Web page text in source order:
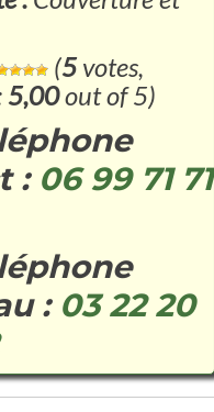
(5votes,
5,00out of 5)
: 06 99 71 71
: 03 22 20